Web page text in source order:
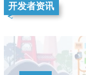
开发者资讯